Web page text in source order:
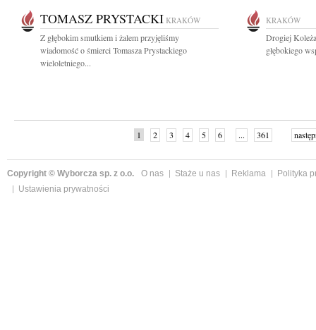
TOMASZ PRYSTACKI KRAKÓW
Z głębokim smutkiem i żalem przyjęliśmy
wiadomość o śmierci Tomasza Prystackiego
wieloletniego...
KRAKÓW
Drogiej
głębokiego
1 2 3 4 5 6 ... 361
Copyright © Wyborcza sp. z o.o. O nas Staże u nas Reklama
Polityka
Ustawienia prywatności